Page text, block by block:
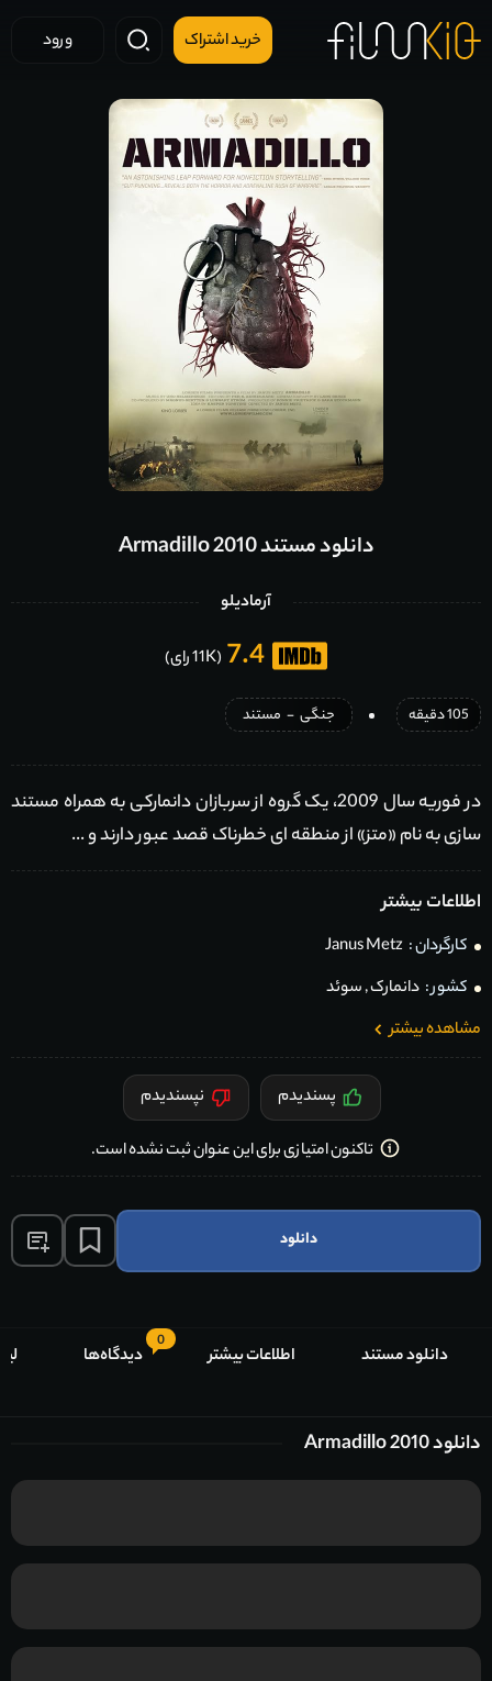
خرید اشتراک ورود
دانلود مستند Armadillo 2010
آرمادیلو
7.4 (11K رای)
105 دقیقه جنگی - مستند
در فوریه سال 2009، یک گروه از سربازان دانمارکی به همراه مستند
سازی به نام «متز» از منطقه ای خطرناک قصد عبور دارند و ...
اطلاعات بیشتر
کارگردان : Janus Metz
کشور : دانمارک,سوئد
مشاهده بیشتر
پسندیدم نپسندیدم
تاکنون امتیازی برای این عنوان ثبت نشده است.
دانلود
دانلود مستند اطلاعات بیشتر
0
دیدگاه‌ها
دانلود Armadillo 2010